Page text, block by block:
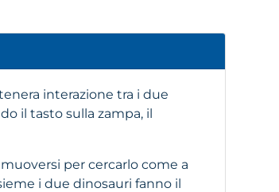
interazione tra i due
il tasto sulla zampa, il
per cercarlo come a
i due dinosauri fanno il